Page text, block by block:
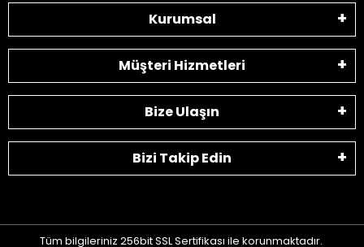
Kurumsal
Müşteri Hizmetleri
Bize Ulaşın
Bizi Takip Edin
Tüm bilgileriniz 256bit SSL Sertifikası ile korunmaktadır.